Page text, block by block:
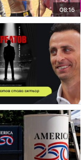
08:16